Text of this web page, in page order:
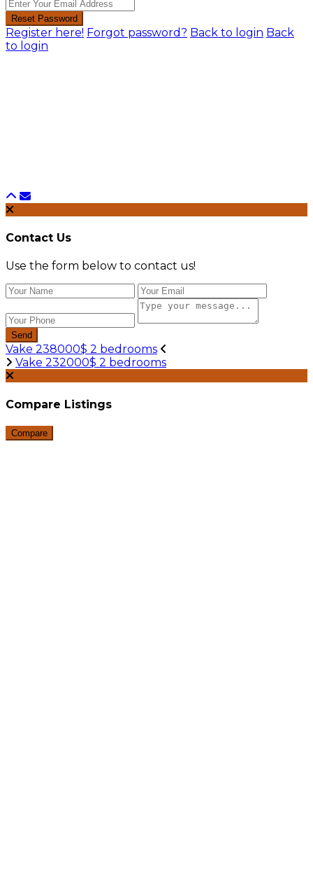
Reset Password
Register here! Forgot password? Back to login Back
to login
Contact Us
Use the form below to contact us!
Send
Vake 238000$ 2 bedrooms
Vake 232000$ 2 bedrooms
Compare Listings
Compare